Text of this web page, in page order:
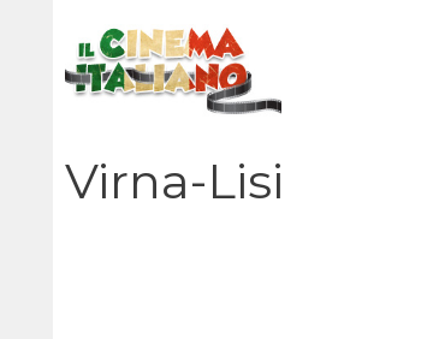
contenuto
Virna-Lisi